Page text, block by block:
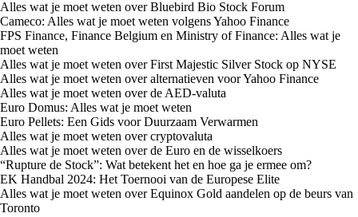
Alles wat je moet weten over Bluebird Bio Stock Forum
Cameco: Alles wat je moet weten volgens Yahoo Finance
FPS Finance, Finance Belgium en Ministry of Finance: Alles wat je
moet weten
Alles wat je moet weten over First Majestic Silver Stock op NYSE
Alles wat je moet weten over alternatieven voor Yahoo Finance
Alles wat je moet weten over de AED-valuta
Euro Domus: Alles wat je moet weten
Euro Pellets: Een Gids voor Duurzaam Verwarmen
Alles wat je moet weten over cryptovaluta
Alles wat je moet weten over de Euro en de wisselkoers
“Rupture de Stock”: Wat betekent het en hoe ga je ermee om?
EK Handbal 2024: Het Toernooi van de Europese Elite
Alles wat je moet weten over Equinox Gold aandelen op de beurs van
Toronto